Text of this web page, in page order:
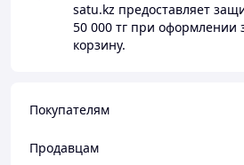
satu.kz предоставляет
50 000 тг при оформлении
корзину.
Покупателям
Продавцам